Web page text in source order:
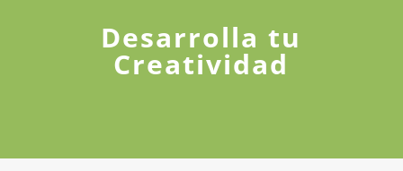
Desarrolla tu
Creatividad